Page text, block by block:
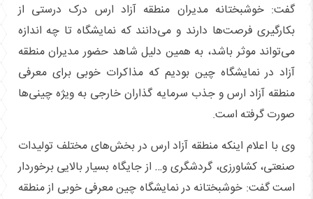
گفت: خوشبختانه مدیران منطقه آزاد ارس درک درستی از
بکارگیری فرصت‌ها دارند و می‌دانند که نمایشگاه تا چه اندازه
می‌تواند موثر باشد، به همین دلیل شاهد حضور مدیران منطقه
آزاد در نمایشگاه چین بودیم که مذاکرات خوبی برای معرفی
منطقه آزاد ارس و جذب سرمایه گذاران خارجی به ویژه چینی‌ها
صورت گرفته است.
وی با اعلام اینکه منطقه آزاد ارس در بخش‌های مختلف تولیدات
صنعتی، کشاورزی، گردشگری و… از جایگاه بسیار بالایی برخوردار
است گفت: خوشبختانه در نمایشگاه چین معرفی خوبی از منطقه